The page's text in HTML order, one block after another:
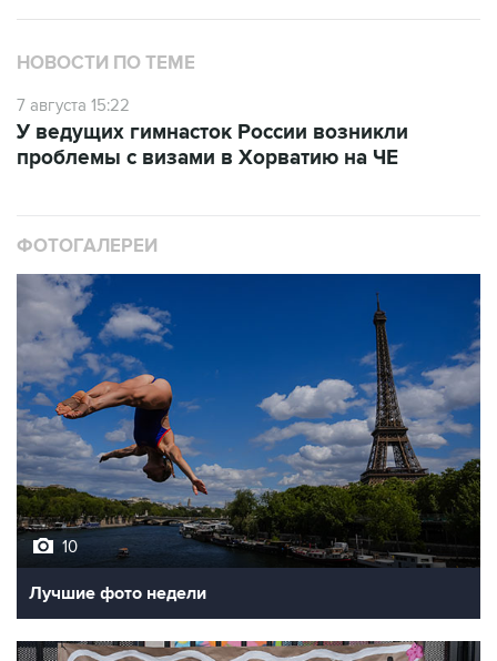
НОВОСТИ ПО ТЕМЕ
7 августа 15:22
У ведущих гимнасток России возникли
проблемы с визами в Хорватию на ЧЕ
ФОТОГАЛЕРЕИ
10
Лучшие фото недели